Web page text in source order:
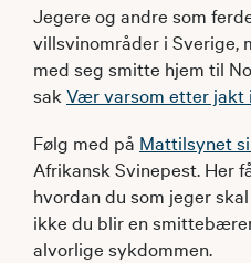
Jegere og andre som
villsvinområder i Sverige,
med seg smitte hjem til
sak Vær varsom etter jakt
Følg med på Mattilsynet
Afrikansk Svinepest. Her
hvordan du som jeger
ikke du blir en
alvorlige sykdommen.